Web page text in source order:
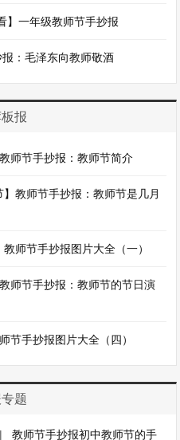
】一年级教师节手抄报
：毛泽东向教师敬酒
报
师节手抄报：教师节简介
】教师节手抄报：教师节是几月
师节手抄报图片大全（一）
师节手抄报：教师节的节日演
节手抄报图片大全（四）
题
|教师节手抄报初中教师节的手